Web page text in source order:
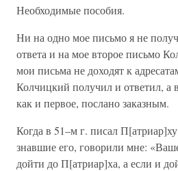
Необходимые пособия.
Ни на одно мое письмо я не
ответа и на мое второе письмо
мои письма не доходят к
Колчицкий получил и ответил, а
как и первое, послано заказным.
Когда в 51–м г. писал
знавшие его, говорили мне:
дойти до П[атриар]ха, а если и